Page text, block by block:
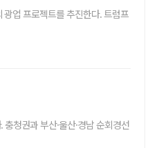
업 프로젝트를 추진한다. 트럼프
청권과 부산·울산·경남 순회경선